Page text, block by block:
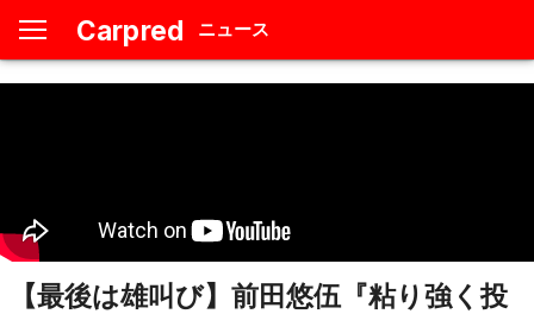
Carpred ニュース
【最後は雄叫び】前田悠伍『粘り強く投